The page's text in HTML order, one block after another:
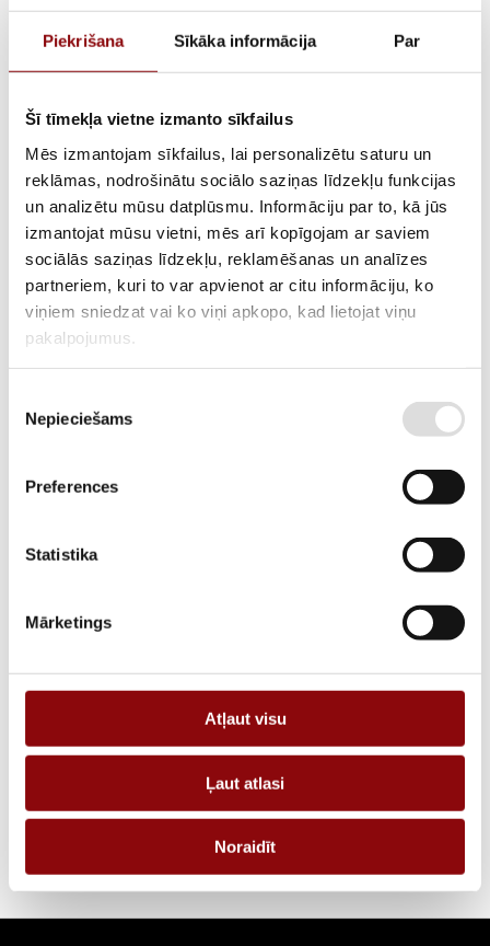
Piekrišana Sīkāka informācija Par
Šī tīmekļa vietne izmanto sīkfailus
Mēs izmantojam sīkfailus, lai personalizētu saturu un
reklāmas, nodrošinātu sociālo saziņas līdzekļu funkcijas
un analizētu mūsu datplūsmu. Informāciju par to, kā jūs
izmantojat mūsu vietni, mēs arī kopīgojam ar saviem
sociālās saziņas līdzekļu, reklamēšanas un analīzes
partneriem, kuri to var apvienot ar citu informāciju, ko
viņiem sniedzat vai ko viņi apkopo, kad lietojat viņu
pakalpojumus.
izvēle
Nepieciešams
Preferences
Statistika
Mārketings
Atļaut visu
Ļaut atlasi
Noraidīt
Starteris rokas LT240-270,
301180623101
ATLIKUMS Pieejams pēc pasūtījuma
ARTIKULS 211500075
PIEGĀDES LAIKS, JA PRECE NAV
12 nedēļas
APRAKSTS
PIEPRASĪT PIEDĀVĀJUMU
Informācija
IZMĒRI 30x30x10 cm
RAŽOTĀJS Energolukss